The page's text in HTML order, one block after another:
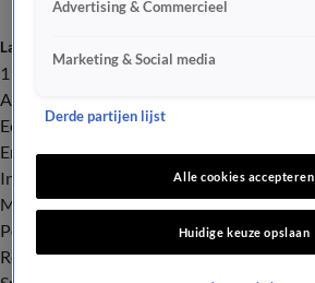
Laatste nieuws
112
Advies & Tips
Economie
Entertainment
Infrastructuur
Milieu en Gezondheid
Politiek
Royalty
Advertising & Commercieel
Marketing & Social media
Derde partijen lijst
Alle cookies accepteren
Huidige keuze opslaan